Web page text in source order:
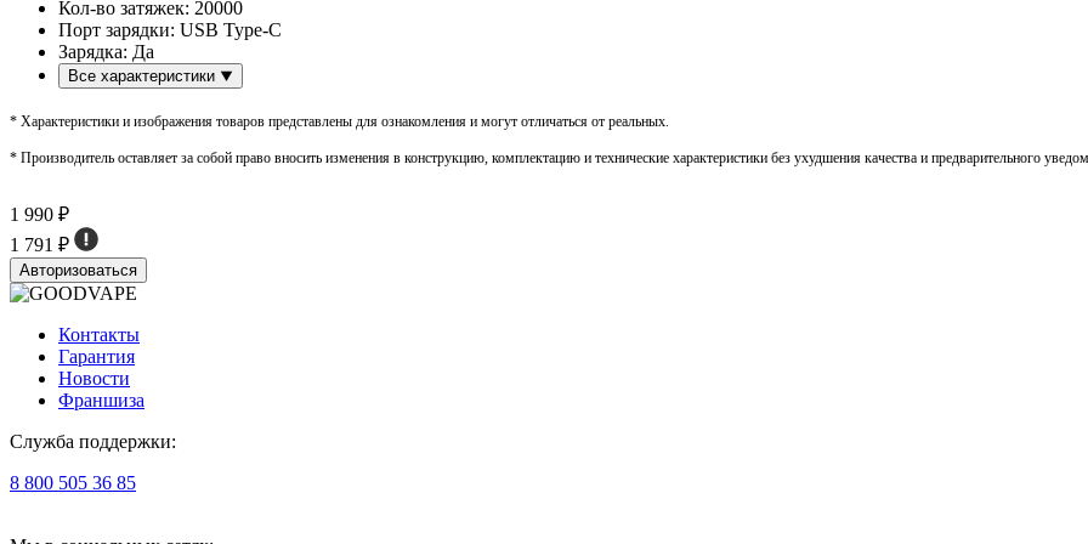
Кол-во затяжек: 20000
Порт зарядки: USB Type-C
Зарядка: Да
Все характеристики
* Характеристики и изображения товаров представлены для ознакомления и могут отличаться от реальных.
* Производитель оставляет за собой право вносить изменения в конструкцию, комплектацию и технические характеристики без ухудшения качества и предварительного
1 990 ₽
1 791 ₽
Авторизоваться
Контакты
Гарантия
Новости
Франшиза
Служба поддержки:
8 800 505 36 85